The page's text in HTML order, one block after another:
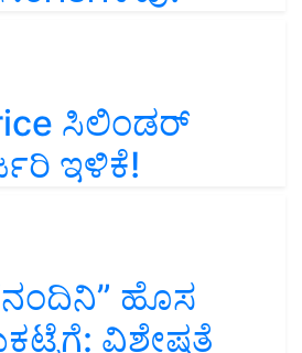
ಸಿಲಿಂಡರ್‌
ಇಳಿಕೆ!
ಹೊಸ
ವಿಶೇಷತೆ